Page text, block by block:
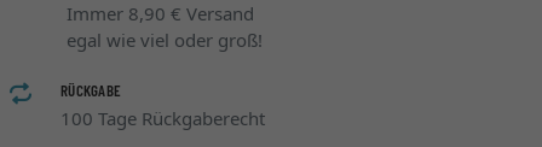
Immer 8,90 € Versand
egal wie viel oder groß!
RÜCKGABE
100 Tage Rückgaberecht